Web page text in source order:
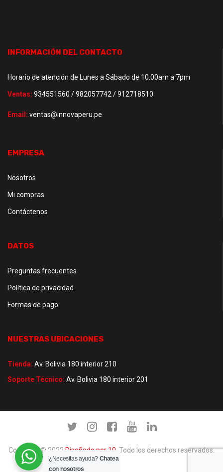
INFORMACIÓN DEL CONTACTO
Horario de atención de Lunes a Sábado de 10.00am a 7pm
Ventas: 934551560 / 982057742 / 912718510
Email: ventas@innovaperu.pe
EMPRESA
Nosotros
Mi compras
Contáctenos
DATOS
Preguntas frecuentes
Política de privacidad
Formas de pago
NUESTRAS UBICACIONES
Tienda: Av. Bolivia 180 interior 210
Soporte Técnico: Av. Bolivia 180 interior 201
Copyright © 2022 Diseñado por 10 . Todo los derechos reservados.
¿Necesitas ayuda? Chatea
con nosotros